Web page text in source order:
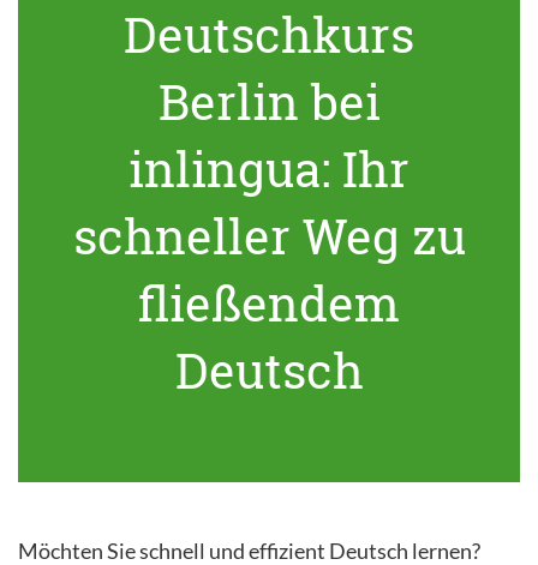
Deutschkurs
Berlin bei
inlingua: Ihr
schneller Weg zu
fließendem
Deutsch
Möchten Sie schnell und effizient Deutsch lernen?